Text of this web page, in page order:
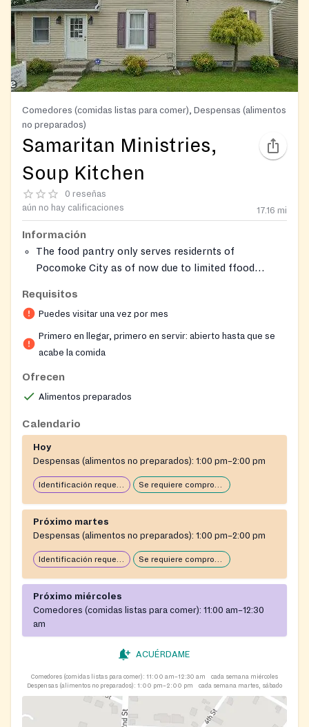
Comedores (comidas listas para comer), Despensas (alimentos
no preparados)
Samaritan Ministries,
Soup Kitchen
0 reseñas
aún no hay calificaciones
17.16 mi
Información
The food pantry only serves residernts of
Pocomoke City as of now due to limited ffood
Requisitos
Puedes visitar una vez por mes
Primero en llegar, primero en servir: abierto hasta que se
acabe la comida
Ofrecen
Alimentos preparados
Calendario
Hoy
Despensas (alimentos no preparados): 1:00 pm–2:00 pm
Identificación requerida Se requiere comprobante de domicilio
Próximo martes
Despensas (alimentos no preparados): 1:00 pm–2:00 pm
Identificación requerida Se requiere comprobante de domicilio
Próximo miércoles
Comedores (comidas listas para comer): 11:00 am–12:30
am
ACUÉRDAME
Comedores (comidas listas para comer): 11:00 am–12:30 am
cada semana miércoles
Despensas (alimentos no preparados): 1:00 pm–2:00 pm cada semana martes, sábado